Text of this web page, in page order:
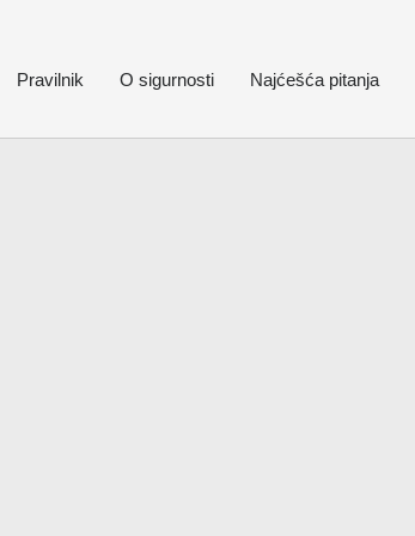
Pravilnik O sigurnosti Najćešća pitanja